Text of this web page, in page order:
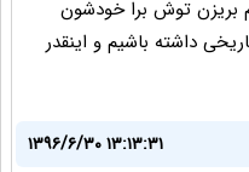
بریزن توش برا خودشون
داشته باشیم و اینقدر
۱۳۹۶/۶/۳۰ ۱۳:۱۳:۳۱